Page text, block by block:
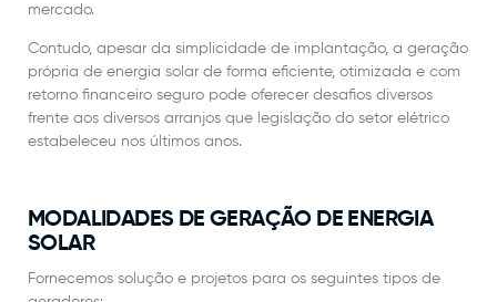
mercado.
Contudo, apesar da simplicidade de implantação, a geração
própria de energia solar de forma eficiente, otimizada e com
retorno financeiro seguro pode oferecer desafios diversos
frente aos diversos arranjos que legislação do setor elétrico
estabeleceu nos últimos anos.
MODALIDADES DE GERAÇÃO DE ENERGIA
SOLAR
Fornecemos solução e projetos para os seguintes tipos de